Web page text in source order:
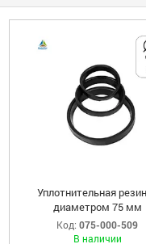
Уплотнительная
диаметром 75 мм
Код: 075-000-509
В наличии